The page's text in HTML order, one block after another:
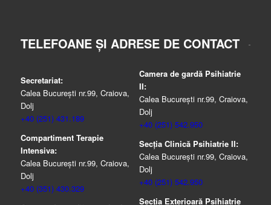
TELEFOANE ȘI ADRESE DE CONTACT
Secretariat:
Calea București nr.99, Craiova,
Dolj
+40 (251) 431.189
Compartiment Terapie
Intensiva:
Calea București nr.99, Craiova,
Dolj
+40 (351) 430.329
Camera de gardă Psihiatrie
II:
Calea București nr.99, Craiova,
Dolj
+40 (251) 542.950
Secția Clinică Psihiatrie II:
Calea București nr.99, Craiova,
Dolj
+40 (251) 542.950
Secția Exterioară Psihiatrie